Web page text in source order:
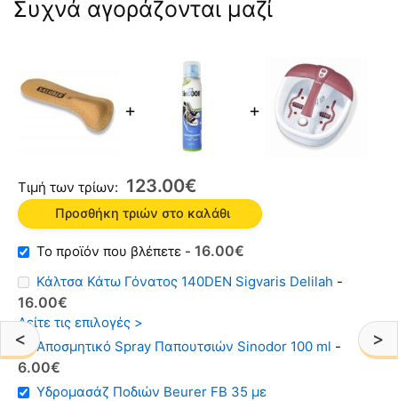
< >
Συχνά αγοράζονται μαζί
+ +
Τιμή των τρίων: 123.00€
Προσθήκη τριών στο καλάθι
- Original
was:
16.00€
Η
τιμή
Κάλτσα Κάτω Γόνατος 140DEN Sigvaris Delilah -
Original
price
was:
20.00€.
16.00€
Η
τρέχουσα
τιμή
είναι:
16.00€.
Δείτε τις επιλογές >
Αποσμητικό Spray Παπουτσιών Sinodor 100 ml -
6.00€
Υδρομασάζ Ποδιών Beurer FB 35 με